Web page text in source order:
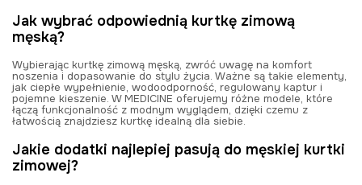
Jak wybrać odpowiednią kurtkę zimową
męską?
Wybierając kurtkę zimową męską, zwróć uwagę na komfort
noszenia i dopasowanie do stylu życia. Ważne są takie elementy,
jak ciepłe wypełnienie, wodoodporność, regulowany kaptur i
pojemne kieszenie. W MEDICINE oferujemy różne modele, które
łączą funkcjonalność z modnym wyglądem, dzięki czemu z
łatwością znajdziesz kurtkę idealną dla siebie.
Jakie dodatki najlepiej pasują do męskiej kurtki
zimowej?